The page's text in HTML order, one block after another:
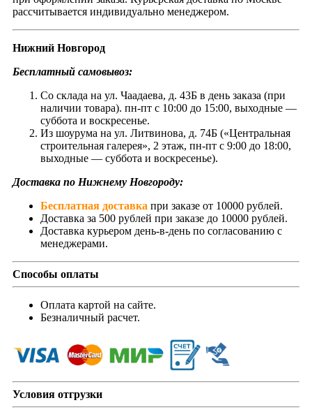
рассчитывается индивидуально менеджером.
Нижний Новгород
Бесплатный самовывоз:
Со склада на ул. Чаадаева, д. 43Б в день заказа (при
наличии товара). пн-пт с 10:00 до 15:00, выходные —
суббота и воскресенье.
Из шоурума на ул. Литвинова, д. 74Б («Центральная
строительная галерея», 2 этаж, пн-пт с 9:00 до 18:00,
выходные — суббота и воскресенье).
Доставка по Нижнему Новгороду:
Бесплатная доставка при заказе от 10000 рублей.
Доставка за 500 рублей при заказе до 10000 рублей.
Доставка курьером день-в-день по согласованию с
менеджерами.
Способы оплаты
Оплата картой на сайте.
Безналичный расчет.
Условия отгрузки